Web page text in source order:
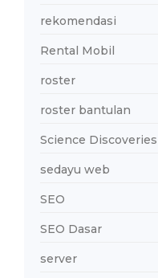
rekomendasi
Rental Mobil
roster
roster bantulan
Science Discoveries
sedayu web
SEO
SEO Dasar
server